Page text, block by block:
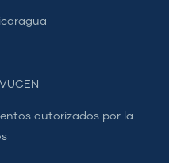
autorizados por la